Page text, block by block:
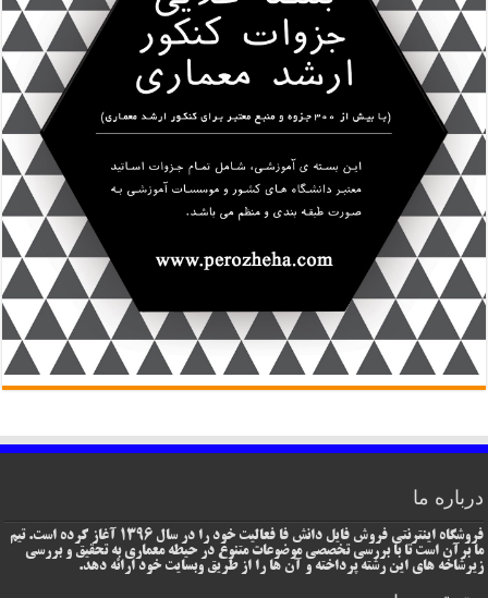
درباره ما
فروشگاه اینترنتی فروش فایل دانش فا فعالیت خود را در سال 1396 آغاز کرده است. تیم
ما برآن است تا با بررسی تخصصی موضوعات متنوع در حیطه معماری به تحقیق و بررسی
زیرشاخه های این رشته پرداخته و آن ها را از طریق وبسایت خود ارائه دهد.